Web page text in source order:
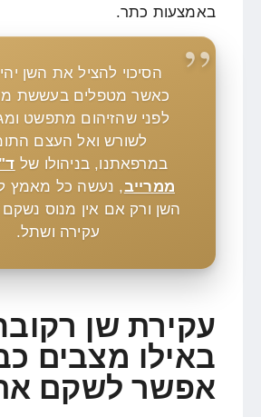
באמצעות כתר.
הסיכוי להציל את השן
כאשר מטפלים בעששת
לפני שהזיהום מתפשט
לשורש ואל העצם
במרפאתנו, בניהולו של
ממרייב, נעשה כל מאמץ
השן ורק אם אין מנוס
עקירה ושתל.
עקירת שן
באילו מצבים
אפשר לשקם